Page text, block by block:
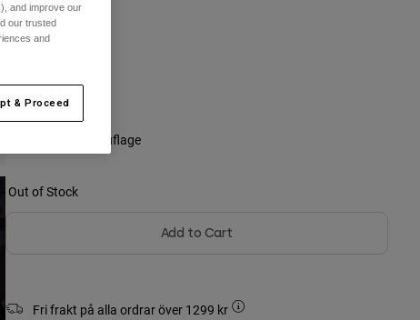
selected
Svart kamouflage
Out of Stock
Add to Cart
Fri frakt på alla ordrar över 1299 kr
and improve our
our trusted
and
& Proceed